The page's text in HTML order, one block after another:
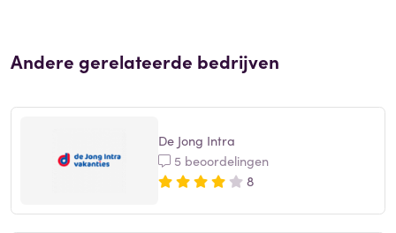
Andere gerelateerde bedrijven
De Jong Intra
5 beoordelingen
8